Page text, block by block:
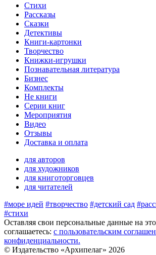
Стихи
Рассказы
Сказки
Детективы
Книги-картонки
Творчество
Книжки-игрушки
Познавательная литература
Бизнес
Комплекты
Не книги
Серии книг
Мероприятия
Видео
Отзывы
Доставка и оплата
для авторов
для художников
для книготорговцев
для читателей
#море идей #творчество #детский сад
#стихи
Оставляя свои персональные данные на
соглашаетесь: c пользовательским
конфиденциальности.
© Издательство «Архипелаг» 2026